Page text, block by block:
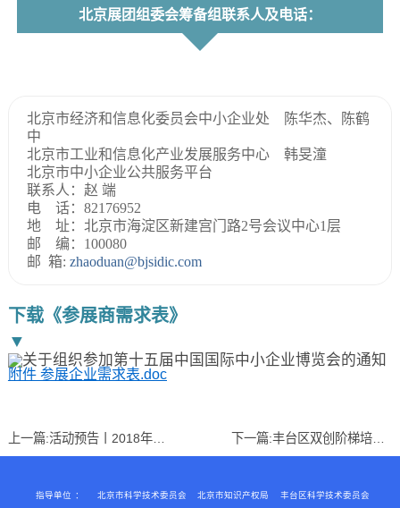
北京展团组委会筹备组联系人及电话：
北京市经济和信息化委员会中小企业处 陈华杰、陈鹤
中
北京市工业和信息化产业发展服务中心 韩旻潼
北京市中小企业公共服务平台
联系人：赵 端
电 话：82176952
地 址：北京市海淀区新建宫门路2号会议中心1层
邮 编：100080
邮 箱: zhaoduan@bjsidic.com
下载《参展商需求表》
▼
附件 参展企业需求表.doc
上一篇: 活动预告丨2018年度丰台区文化创意企业“创意训练营”「永同昌科技第二期——劳动用工风险规范」 下一篇: 丰台区双创阶梯培训中级第三期——知识产权申请实务
指导单位 ： 北京市科学技术委员会 北京市知识产权局 丰台区科学技术委员会